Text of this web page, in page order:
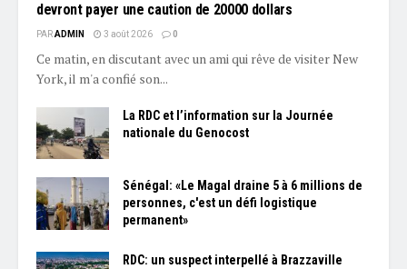
devront payer une caution de 20000 dollars
PARADMIN 3 août 2026 0
Ce matin, en discutant avec un ami qui rêve de visiter New
York, il m'a confié son...
La RDC et l’information sur la Journée
nationale du Genocost
Sénégal: «Le Magal draine 5 à 6 millions de
personnes, c'est un défi logistique
permanent»
RDC: un suspect interpellé à Brazzaville